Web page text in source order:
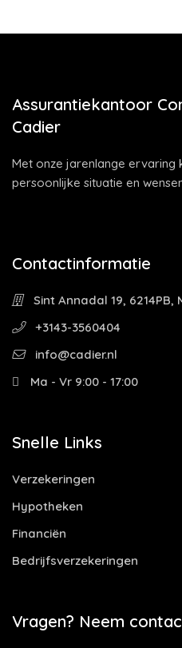
Assurantiekantoor
Cadier
Met onze jarenlange ervaring
persoonlijke situatie en
Contactinformatie
Sint Annadal 19, 6214PB,
+3143-3560404
info@cadier.nl
Ma - Vr 9:00 - 17:00
Snelle Links
Verzekeringen
Hypotheken
Financiën
Bedrijfsverzekeringen
Vragen? Neem